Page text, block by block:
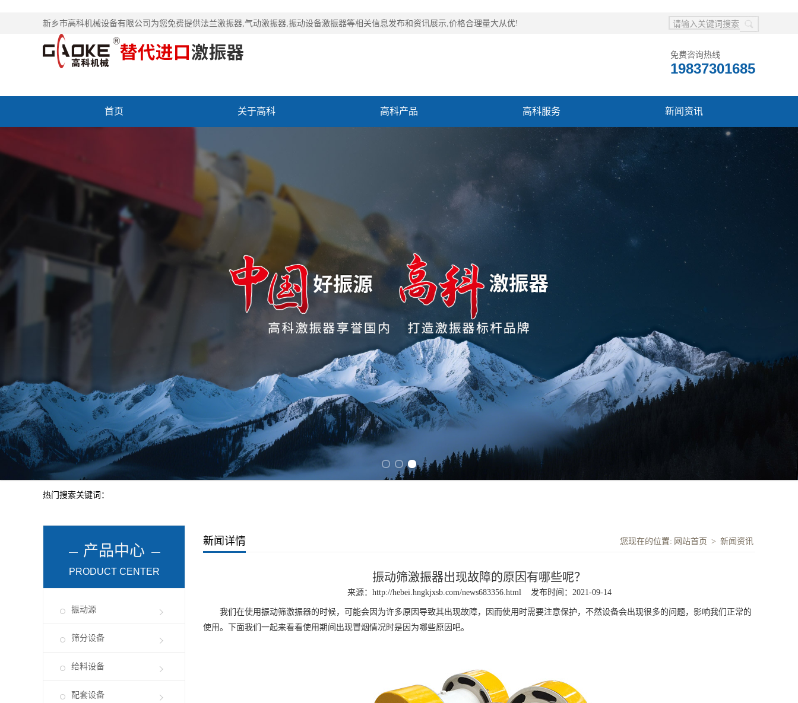
新乡市高科机械设备有限公司为您免费提供法兰激振器,气动激振器,振动设备激振器等相关信息发布和资讯展示,价格合理量大从优!
免费咨询热线
19837301685
首页 关于高科 高科产品 高科服务 新闻资讯
热门搜索关键词：
产品中心
PRODUCT CENTER
振动源
筛分设备
给料设备
配套设备
新闻详情 您现在的位置: 网站首页 > 新闻资讯
振动筛激振器出现故障的原因有哪些呢？
来源： http://hebei.hngkjxsb.com/news683356.html 发布时间：2021-09-14
我们在使用振动筛激振器的时候，可能会因为许多原因导致其出现故障，因而使用时需要注意保护，不然设备会出现很多的问题，影响我们正常的
使用。下面我们一起来看看使用期间出现冒烟情况时是因为哪些原因吧。